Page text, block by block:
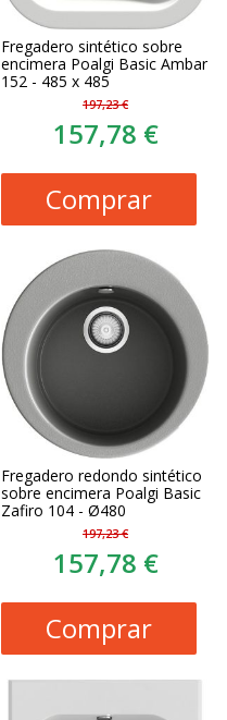
Fregadero sintético sobre
encimera Poalgi Basic Ambar
152 - 485 x 485
197,23 €
157,78 €
Comprar
Fregadero redondo sintético
sobre encimera Poalgi Basic
Zafiro 104 - Ø480
197,23 €
157,78 €
Comprar